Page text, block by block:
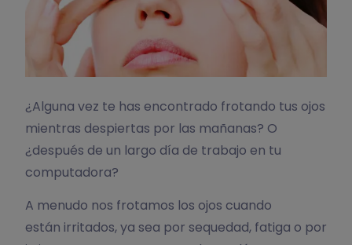
¿Alguna vez te has encontrado frotando tus ojos
mientras despiertas por las mañanas? O
¿después de un largo día de trabajo en tu
computadora?
A menudo nos frotamos los ojos cuando
están irritados, ya sea por sequedad, fatiga o por